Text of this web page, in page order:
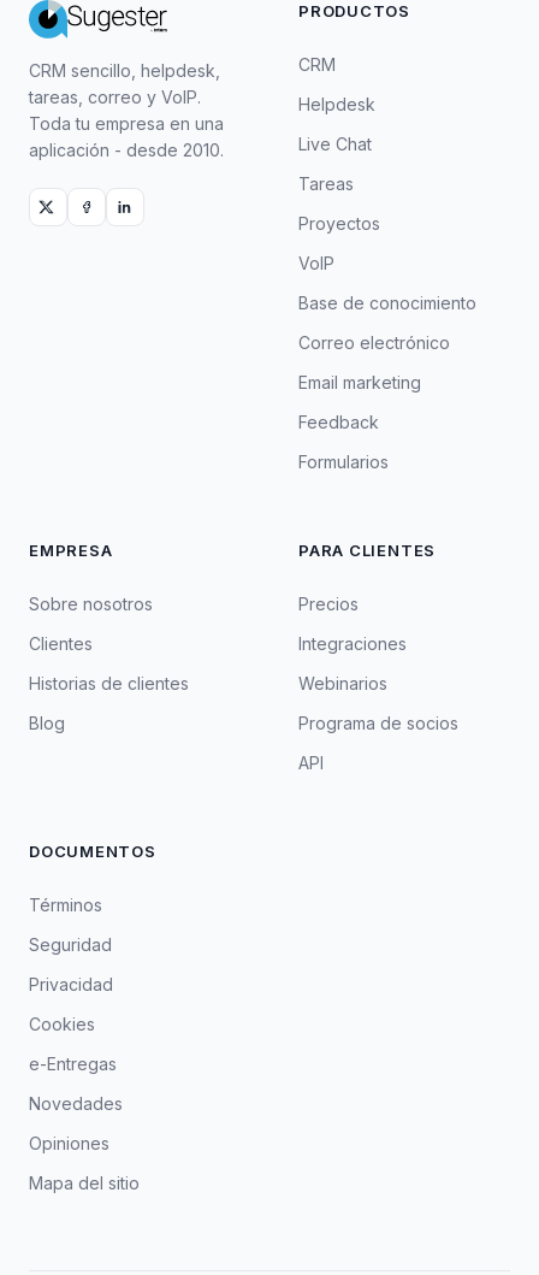
CRM sencillo, helpdesk,
tareas, correo y VoIP.
Toda tu empresa en una
aplicación - desde 2010.
PRODUCTOS
CRM
Helpdesk
Live Chat
Tareas
Proyectos
VoIP
Base de conocimiento
Correo electrónico
Email marketing
Feedback
Formularios
EMPRESA
Sobre nosotros
Clientes
Historias de clientes
Blog
PARA CLIENTES
Precios
Integraciones
Webinarios
Programa de socios
API
DOCUMENTOS
Términos
Seguridad
Privacidad
Cookies
e-Entregas
Novedades
Opiniones
Mapa del sitio